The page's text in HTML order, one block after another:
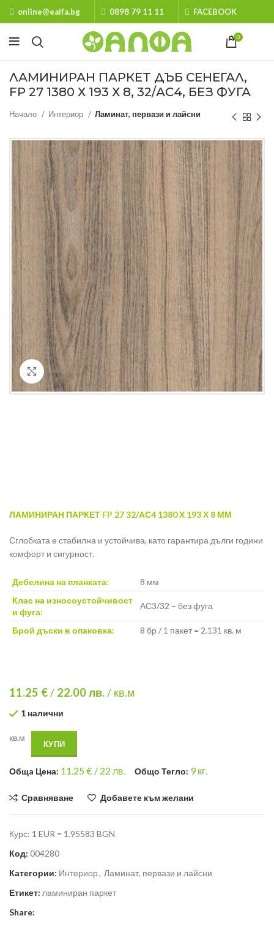
online@ealfa.bg 0898 79 11 11 FACEBOOK
0
ЛАМИНИРАН ПАРКЕТ ДЪБ СЕНЕГАЛ,
FP 27 1380 Х 193 Х 8, 32/АС4, БЕЗ ФУГА
Начало Интериор Ламинат, первази и лайсни
Кликнете за уголемяване
ЛАМИНИРАН ПАРКЕТ FP 27 32/АС4 1380 Х 193 Х 8 ММ
Сглобката е стабилна и устойчива, като гарантира дълги години
комфорт и сигурност.
Дебелина на планката:
8 мм
Клас на износоустойчивост
и фуга:
АС3/32 – без фуга
Брой дъски в опаковка: 8 бр / 1 пакет = 2.131 кв. м
11.25 €/ 22.00лв./ кв.м
1 налични
кв.м
КУПИ
Общa Цена: 11.25€ / 22 лв. Общо Тегло: 9кг.
Сравняване Добавете към желани
Курс: 1 EUR = 1.95583 BGN
Код: 004280
Категории: Интериор, Ламинат, первази и лайсни
Етикет: ламиниран паркет
Share: